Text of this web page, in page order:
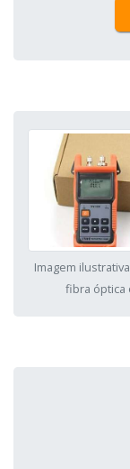
Imagem
fibra óptica